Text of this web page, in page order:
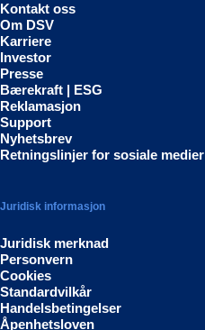
Kontakt oss
Om DSV
Karriere
Investor
Presse
Bærekraft | ESG
Reklamasjon
Support
Nyhetsbrev
Retningslinjer for sosiale medier
Juridisk informasjon
Juridisk merknad
Personvern
Cookies
Standardvilkår
Handelsbetingelser
Åpenhetsloven